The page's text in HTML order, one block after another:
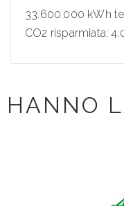
33.600.000 kWh
CO2 risparmiata:
HANNO